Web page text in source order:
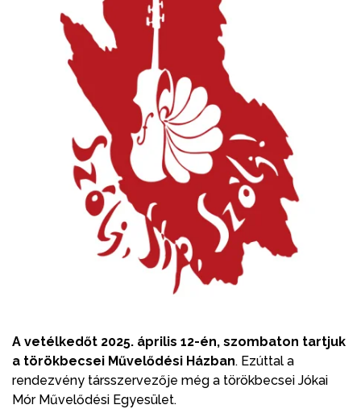
A vetélkedőt 2025. április 12-én, szombaton tartjuk
a törökbecsei Művelődési Házban. Ezúttal a
rendezvény társszervezője még a törökbecsei Jókai
Mór Művelődési Egyesület.